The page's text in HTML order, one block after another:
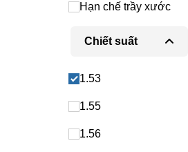
Hạn chế trầy xước
Chiết suất
1.53
1.55
1.56